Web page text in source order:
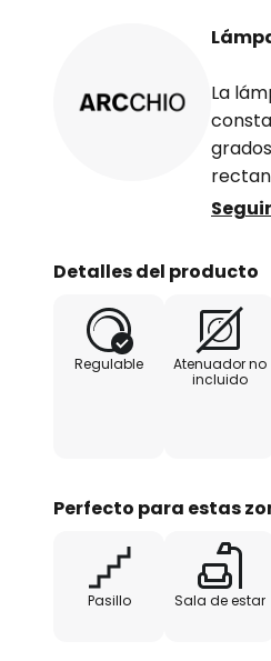
La
Con
Detalles del producto
Regulable
Atenuador no
incluido
Perfecto para estas
Pasillo Sala de estar